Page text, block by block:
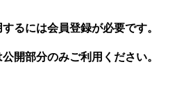
るには会員登録が必要です。
開部分のみご利用ください。